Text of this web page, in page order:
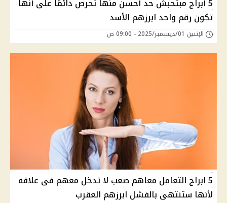
5 أبراج مبتحبش حد أحسن منها تحرص دائمًا على أنها
تكون رقم واحد ابرزهم الأسد
الإثنين 01/ديسمبر/2025 - 09:00 ص
5 ابراج التعامل معاهم صعب لا تدخل معهم فى علاقه
لأنها ستنتهى بالفشل ابرزهم العقرب